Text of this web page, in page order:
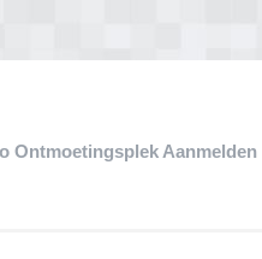
Ontmoetingsplek Aanmelden